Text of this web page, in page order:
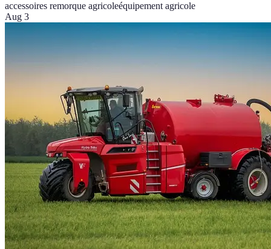
accessoires remorque agricoleéquipement agricole
Aug 3